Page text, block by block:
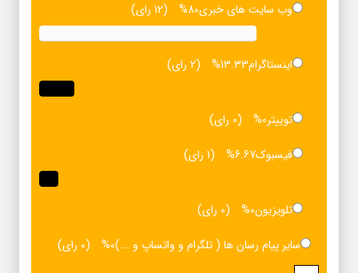
وب سایت های خبری80% (12 رای)
اینستاگرام13.33% (2 رای)
توییتر0%
(0 رای)
فیسبوک6.67% (1 رای)
تلویزیون0%
(0 رای)
سایر پیام رسان ها ( تلگرام و واتساپ و ...)0% (0 رای)